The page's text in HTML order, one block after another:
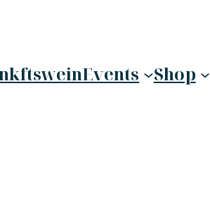
Events Shop